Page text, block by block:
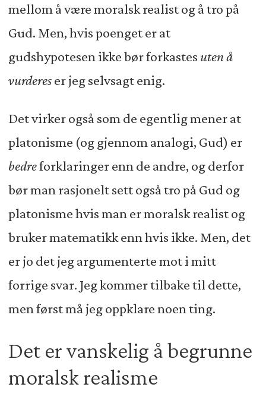
mellom å være moralsk realist og å tro på
Gud. Men, hvis poenget er at
gudshypotesen ikke bør forkastes uten å
vurdereser jeg selvsagt enig.
Det virker også som de egentlig mener at
platonisme (og gjennom analogi, Gud) er
bedreforklaringer enn de andre, og derfor
bør man rasjonelt sett også tro på Gud og
platonisme hvis man er moralsk realist og
bruker matematikk enn hvis ikke. Men, det
er jo det jeg argumenterte mot i mitt
forrige svar. Jeg kommer tilbake til dette,
men først må jeg oppklare noen ting.
Det er vanskelig å begrunne
moralsk realisme